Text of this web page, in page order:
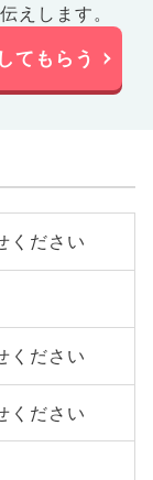
えします。
てもらう
ください
ください
ください